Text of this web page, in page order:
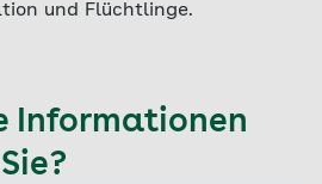
und Flüchtlinge.
Informationen